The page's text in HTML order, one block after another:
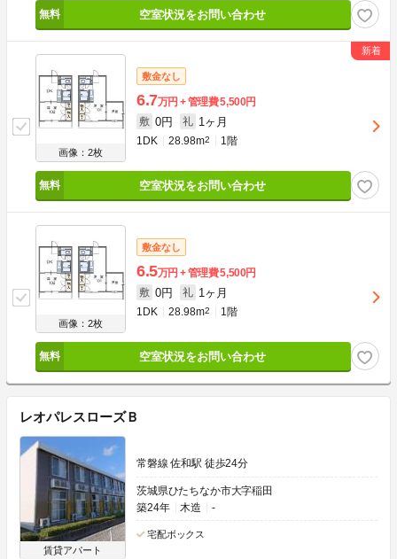
空室状況をお問い合わせ
画像：2枚
敷金なし
6.7万円 管理費5,500円
敷 0円 礼 1ヶ月
1DK 28.98m2 1階
空室状況をお問い合わせ
画像：2枚
敷金なし
6.5万円 管理費5,500円
敷 0円 礼 1ヶ月
1DK 28.98m2 1階
空室状況をお問い合わせ
レオパレスローズＢ
賃貸アパート
常磐線 佐和駅 徒歩24分
茨城県ひたちなか市大字稲田
築24年
木造 -
宅配ボックス